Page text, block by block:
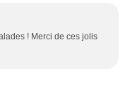
! Merci de ces jolis